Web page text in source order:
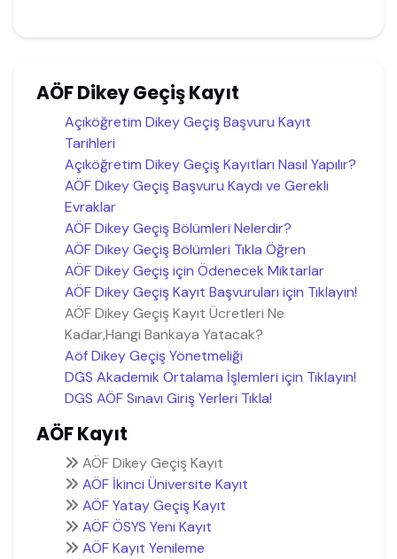
AÖF Dikey Geçiş Kayıt
Açıköğretim Dikey Geçiş Başvuru Kayıt
Tarihleri
Açıköğretim Dikey Geçiş Kayıtları Nasıl Yapılır?
AÖF Dikey Geçiş Başvuru Kaydı ve Gerekli
Evraklar
AÖF Dikey Geçiş Bölümleri Nelerdir?
AÖF Dikey Geçiş Bölümleri Tıkla Öğren
AÖF Dikey Geçiş için Ödenecek Miktarlar
AÖF Dikey Geçiş Kayıt Başvuruları için Tıklayın!
AÖF Dikey Geçiş Kayıt Ücretleri Ne
Kadar,Hangi Bankaya Yatacak?
Aöf Dikey Geçiş Yönetmeliği
DGS Akademik Ortalama İşlemleri için Tıklayın!
DGS AÖF Sınavı Giriş Yerleri Tıkla!
AÖF Kayıt
AÖF Dikey Geçiş Kayıt
AÖF İkinci Üniversite Kayıt
AÖF Yatay Geçiş Kayıt
AÖF ÖSYS Yeni Kayıt
AÖF Kayıt Yenileme